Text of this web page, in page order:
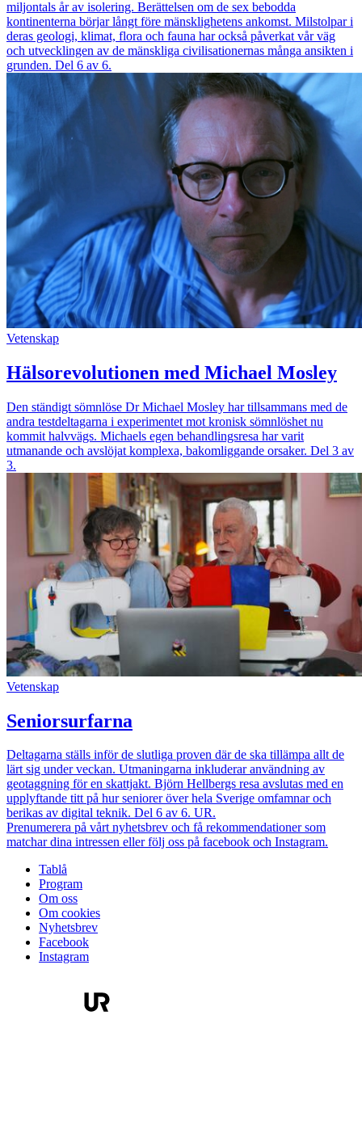
miljontals år av isolering. Berättelsen om de sex bebodda
kontinenterna börjar långt före mänsklighetens ankomst. Milstolpar i
deras geologi, klimat, flora och fauna har också påverkat vår väg
och utvecklingen av de mänskliga civilisationernas många ansikten i
grunden. Del 6 av 6.
Vetenskap
Hälsorevolutionen med Michael Mosley
Den ständigt sömnlöse Dr Michael Mosley har tillsammans med de
andra testdeltagarna i experimentet mot kronisk sömnlöshet nu
kommit halvvägs. Michaels egen behandlingsresa har varit
utmanande och avslöjat komplexa, bakomliggande orsaker. Del 3 av
3.
Vetenskap
Seniorsurfarna
Deltagarna ställs inför de slutliga proven där de ska tillämpa allt de
lärt sig under veckan. Utmaningarna inkluderar användning av
geotaggning för en skattjakt. Björn Hellbergs resa avslutas med en
upplyftande titt på hur seniorer över hela Sverige omfamnar och
berikas av digital teknik. Del 6 av 6. UR.
Prenumerera på vårt nyhetsbrev och få rekommendationer som
matchar dina intressen eller följ oss på facebook och Instagram.
Tablå
Program
Om oss
Om cookies
Nyhetsbrev
Facebook
Instagram